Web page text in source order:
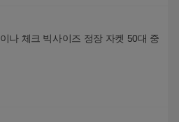
나 체크 빅사이즈 정장 자켓 50대 중